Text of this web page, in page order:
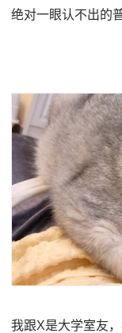
绝对一眼认不出的
我跟X是大学室友